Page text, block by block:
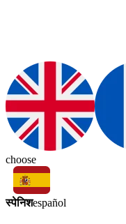
choose
स्पेनिशespañol